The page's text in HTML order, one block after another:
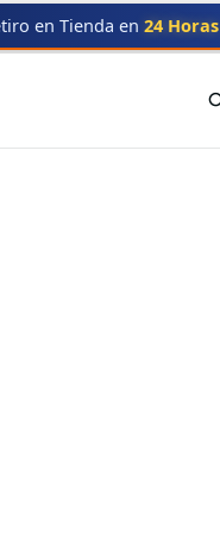
en Tienda en 24 Horas